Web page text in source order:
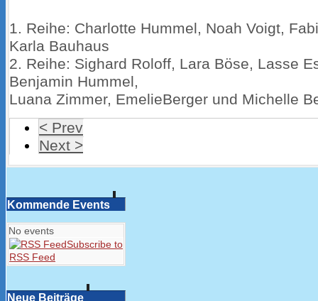
1. Reihe: Charlotte Hummel, Noah Voigt,
Karla Bauhaus
2. Reihe: Sighard Roloff, Lara Böse, Lasse
Benjamin Hummel,
Luana Zimmer, EmelieBerger und Michelle
< Prev
Next >
Kommende Events
No events
Subscribe to
RSS Feed
Neue Beiträge